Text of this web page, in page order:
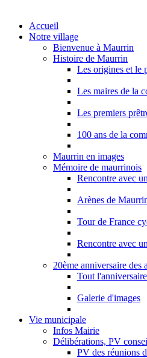
Accueil
Notre village
Bienvenue à Maurrin
Histoire de Maurrin
Les origines et le
Les maires de la
Les premiers
100 ans de la
Maurrin en images
Mémoire de maurrinois
Rencontre avec
Arènes de
Tour de France
Rencontre avec
20ème anniversaire des
Tout
Galerie d'images
Vie municipale
Infos Mairie
Délibérations, PV
PV des réunions